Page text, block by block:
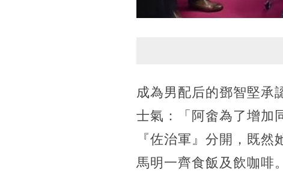
成為男配后的鄧智堅承
士氣：「阿畬為了增加
『佐治軍』分開，既
馬明一齊食飯及飲咖啡